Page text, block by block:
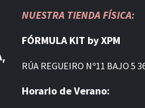
NUESTRA TIENDA FÍSICA:
FÓRMULA KIT by XPM
RÚA REGUEIRO Nº11 BAJO 5
Horario de Verano: